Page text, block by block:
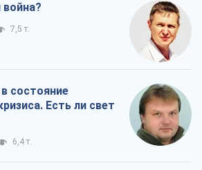
война?
7,5 т.
состояние
Есть ли свет
6,4 т.